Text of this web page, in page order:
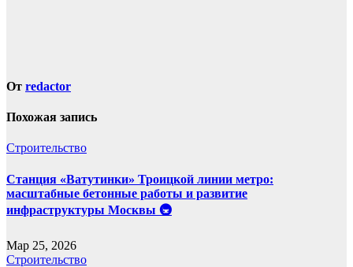
От redactor
Похожая запись
Строительство
Станция «Ватутинки» Троицкой линии метро:
масштабные бетонные работы и развитие
инфраструктуры Москвы 🚇
Мар 25, 2026
Строительство